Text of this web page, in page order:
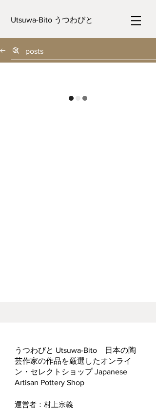
Utsuwa-Bito うつわびと
うつわびと Utsuwa-Bito 日本の陶
芸作家の作品を厳選したオンライ
ン・セレクトショップ Japanese
Artisan Pottery Shop
運営者：村上宗義